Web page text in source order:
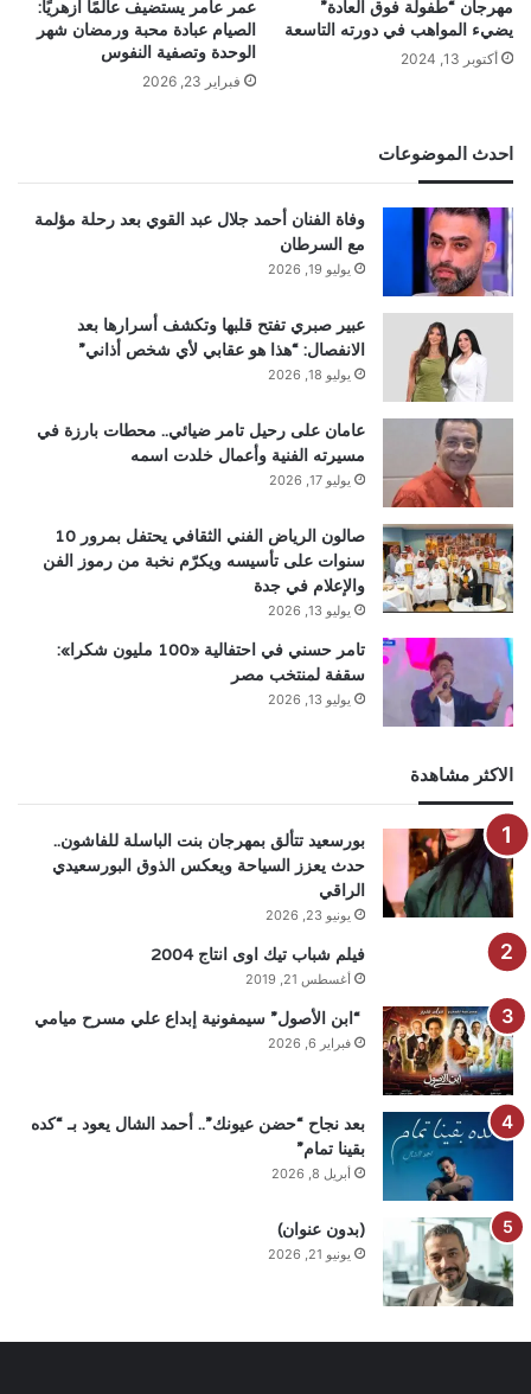
مهرجان “طفولة فوق العادة”
يضيء المواهب في دورته التاسعة
أكتوبر 13, 2024
عمر عامر يستضيف عالمًا أزهريًا:
الصيام عبادة محبة ورمضان شهر
الوحدة وتصفية النفوس
فبراير 23, 2026
احدث الموضوعات
وفاة الفنان أحمد جلال عبد القوي بعد رحلة مؤلمة
مع السرطان
يوليو 19, 2026
عبير صبري تفتح قلبها وتكشف أسرارها بعد
الانفصال: “هذا هو عقابي لأي شخص أذاني”
يوليو 18, 2026
عامان على رحيل تامر ضيائي.. محطات بارزة في
مسيرته الفنية وأعمال خلدت اسمه
يوليو 17, 2026
صالون الرياض الفني الثقافي يحتفل بمرور 10
سنوات على تأسيسه ويكرّم نخبة من رموز الفن
والإعلام في جدة
يوليو 13, 2026
تامر حسني في احتفالية «100 مليون شكرا»:
سقفة لمنتخب مصر
يوليو 13, 2026
الاكثر مشاهدة
بورسعيد تتألق بمهرجان بنت الباسلة للفاشون..
حدث يعزز السياحة ويعكس الذوق البورسعيدي
الراقي
يونيو 23, 2026
فيلم شباب تيك اوى انتاج 2004
أغسطس 21, 2019
“ابن الأصول” سيمفونية إبداع علي مسرح ميامي
فبراير 6, 2026
بعد نجاح “حضن عيونك”.. أحمد الشال يعود بـ “كده
بقينا تمام”
أبريل 8, 2026
(بدون عنوان)
يونيو 21, 2026